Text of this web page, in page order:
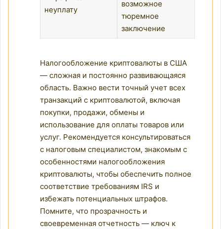
неуплату
возможное
тюремное
заключение
Налогообложение криптовалюты в США
— сложная и постоянно развивающаяся
область. Важно вести точный учет всех
транзакций с криптовалютой, включая
покупки, продажи, обмены и
использование для оплаты товаров или
услуг. Рекомендуется консультироваться
с налоговым специалистом, знакомым с
особенностями налогообложения
криптовалюты, чтобы обеспечить полное
соответствие требованиям IRS и
избежать потенциальных штрафов.
Помните, что прозрачность и
своевременная отчетность — ключ к